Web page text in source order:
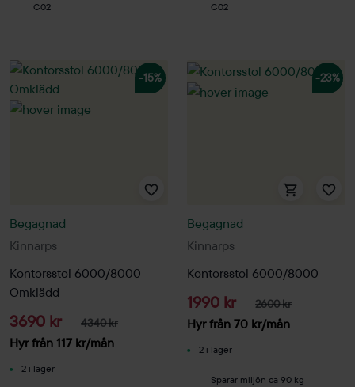
C02
C02
-15%
Kinnarps
Begagnad
Kontorsstol 6000/8000
Omklädd
3690 kr 4340 kr
Hyr från 117 kr/mån
2 i lager
-23%
Kinnarps
Begagnad
Kontorsstol 6000/8000
1990 kr 2600 kr
Hyr från 70 kr/mån
2 i lager
Sparar miljön ca 90 kg